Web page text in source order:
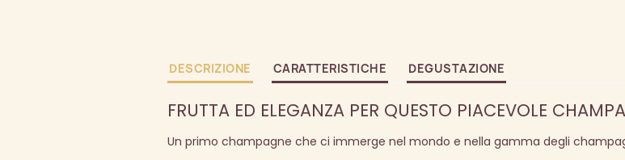
DESCRIZIONE CARATTERISTICHE DEGUSTAZIONE
FRUTTA ED ELEGANZA PER QUESTO PIACEVOLE
Un primo champagne che ci immerge nel mondo e nella gamma degli